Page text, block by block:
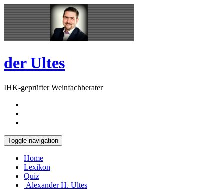
Skip
to
content
Open
Sidebar
der Ultes
IHK-geprüfter Weinfachberater
Toggle navigation
Home
Lexikon
Quiz
Alexander H. Ultes